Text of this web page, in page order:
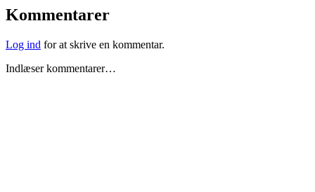
Kommentarer
Log ind for at skrive en kommentar.
Indlæser kommentarer…